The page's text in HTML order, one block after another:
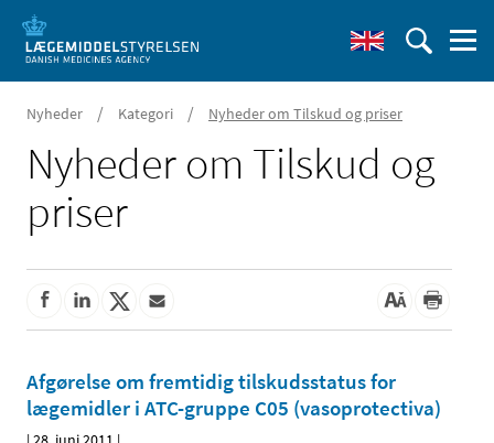
Nyheder / Kategori / Nyheder om Tilskud og priser
Nyheder om Tilskud og
priser
Afgørelse om fremtidig tilskudsstatus for
lægemidler i ATC-gruppe C05 (vasoprotectiva)